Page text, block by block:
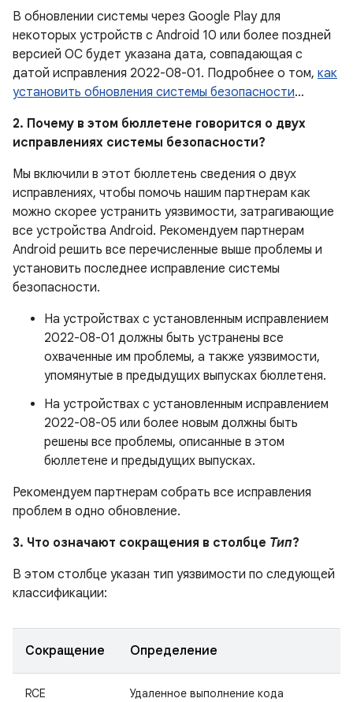
В обновлении системы через Google Play для
некоторых устройств с Android 10 или более поздней
версией ОС будет указана дата, совпадающая с
датой исправления 2022-08-01. Подробнее о том, как
установить обновления системы безопасности…
2. Почему в этом бюллетене говорится о двух
исправлениях системы безопасности?
Мы включили в этот бюллетень сведения о двух
исправлениях, чтобы помочь нашим партнерам как
можно скорее устранить уязвимости, затрагивающие
все устройства Android. Рекомендуем партнерам
Android решить все перечисленные выше проблемы и
установить последнее исправление системы
безопасности.
На устройствах с установленным исправлением
2022-08-01 должны быть устранены все
охваченные им проблемы, а также уязвимости,
упомянутые в предыдущих выпусках бюллетеня.
На устройствах с установленным исправлением
2022-08-05 или более новым должны быть
решены все проблемы, описанные в этом
бюллетене и предыдущих выпусках.
Рекомендуем партнерам собрать все исправления
проблем в одно обновление.
3. Что означают сокращения в столбце Тип?
В этом столбце указан тип уязвимости по следующей
классификации:
Сокращение Определение
RCE Удаленное выполнение кода